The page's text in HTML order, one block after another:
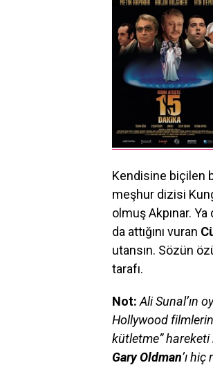
Kendisine biçilen
meşhur dizisi
olmuş Akpınar. Ya
da attığını vuran
utansın. Sözün
tarafı.
Not: Ali Sunal’ın
Hollywood
kütletme” hareketi
Gary Oldman’ı